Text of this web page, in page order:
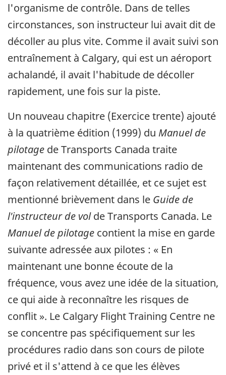
l'organisme de contrôle. Dans de telles
circonstances, son instructeur lui avait dit de
décoller au plus vite. Comme il avait suivi son
entraînement à Calgary, qui est un aéroport
achalandé, il avait l'habitude de décoller
rapidement, une fois sur la piste.
Un nouveau chapitre (Exercice trente) ajouté
à la quatrième édition (1999) du Manuel de
pilotage de Transports Canada traite
maintenant des communications radio de
façon relativement détaillée, et ce sujet est
mentionné brièvement dans le Guide de
l'instructeur de volde Transports Canada. Le
Manuel de pilotage contient la mise en garde
suivante adressée aux pilotes : « En
maintenant une bonne écoute de la
fréquence, vous avez une idée de la situation,
ce qui aide à reconnaître les risques de
conflit ». Le Calgary Flight Training Centre ne
se concentre pas spécifiquement sur les
procédures radio dans son cours de pilote
privé et il s'attend à ce que les élèves